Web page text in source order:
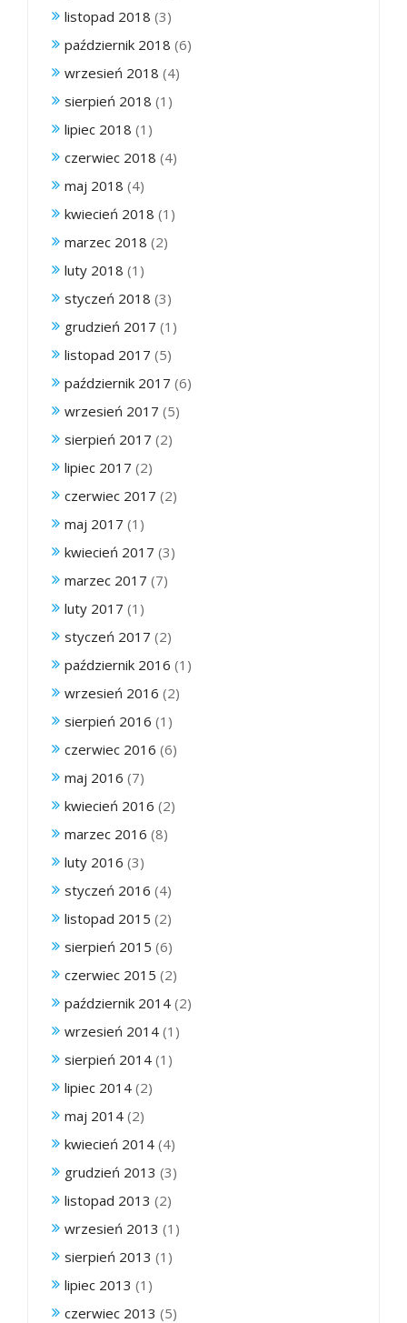
listopad 2018 (3)
październik 2018 (6)
wrzesień 2018 (4)
sierpień 2018 (1)
lipiec 2018 (1)
czerwiec 2018 (4)
maj 2018 (4)
kwiecień 2018 (1)
marzec 2018 (2)
luty 2018 (1)
styczeń 2018 (3)
grudzień 2017 (1)
listopad 2017 (5)
październik 2017 (6)
wrzesień 2017 (5)
sierpień 2017 (2)
lipiec 2017 (2)
czerwiec 2017 (2)
maj 2017 (1)
kwiecień 2017 (3)
marzec 2017 (7)
luty 2017 (1)
styczeń 2017 (2)
październik 2016 (1)
wrzesień 2016 (2)
sierpień 2016 (1)
czerwiec 2016 (6)
maj 2016 (7)
kwiecień 2016 (2)
marzec 2016 (8)
luty 2016 (3)
styczeń 2016 (4)
listopad 2015 (2)
sierpień 2015 (6)
czerwiec 2015 (2)
październik 2014 (2)
wrzesień 2014 (1)
sierpień 2014 (1)
lipiec 2014 (2)
maj 2014 (2)
kwiecień 2014 (4)
grudzień 2013 (3)
listopad 2013 (2)
wrzesień 2013 (1)
sierpień 2013 (1)
lipiec 2013 (1)
czerwiec 2013 (5)